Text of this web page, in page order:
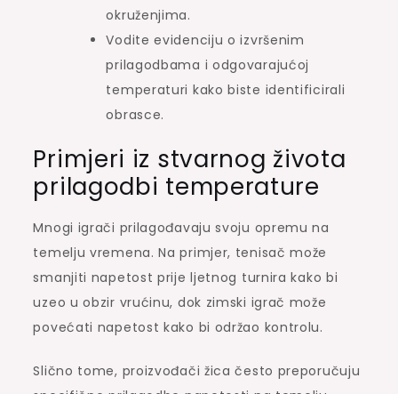
okruženjima.
Vodite evidenciju o izvršenim
prilagodbama i odgovarajućoj
temperaturi kako biste identificirali
obrasce.
Primjeri iz stvarnog života
prilagodbi temperature
Mnogi igrači prilagođavaju svoju opremu na
temelju vremena. Na primjer, tenisač može
smanjiti napetost prije ljetnog turnira kako bi
uzeo u obzir vrućinu, dok zimski igrač može
povećati napetost kako bi održao kontrolu.
Slično tome, proizvođači žica često preporučuju